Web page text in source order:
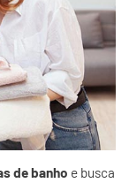
de banho e busca